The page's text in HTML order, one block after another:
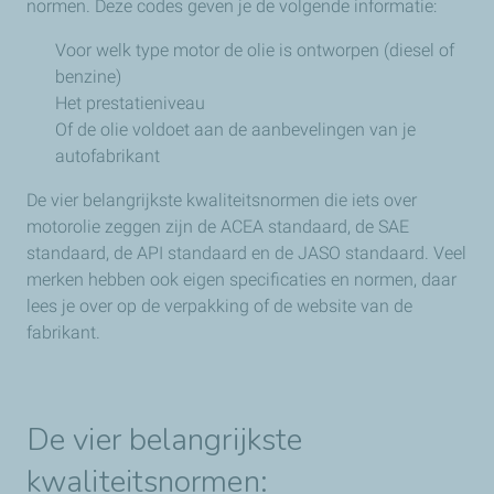
hoe vaak je de olie moet verversen.
Nadelen: Het is duurder dan minerale olie. Ook is het
prestatievermogen lager dan volledig synthetische olie.
normen. Deze codes geven je de volgende informatie:
Voor welk type motor de olie is ontworpen (diesel of
benzine)
Het prestatieniveau
Of de olie voldoet aan de aanbevelingen van je
autofabrikant
De vier belangrijkste kwaliteitsnormen die iets over
motorolie zeggen zijn de ACEA standaard, de SAE
standaard, de API standaard en de JASO standaard. Veel
merken hebben ook eigen specificaties en normen, daar
lees je over op de verpakking of de website van de
fabrikant.
De vier belangrijkste
kwaliteitsnormen: